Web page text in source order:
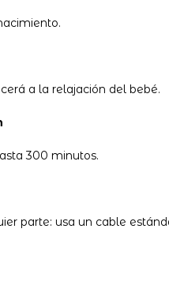
a la relajación del bebé.
300 minutos.
parte: usa un cable